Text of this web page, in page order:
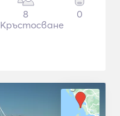
8
Кръстосване
0